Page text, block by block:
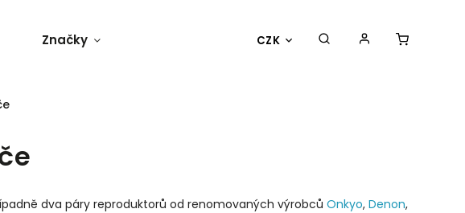
CZK
Značky
dva páry reproduktorů od renomovaných výrobců Onkyo, Denon,